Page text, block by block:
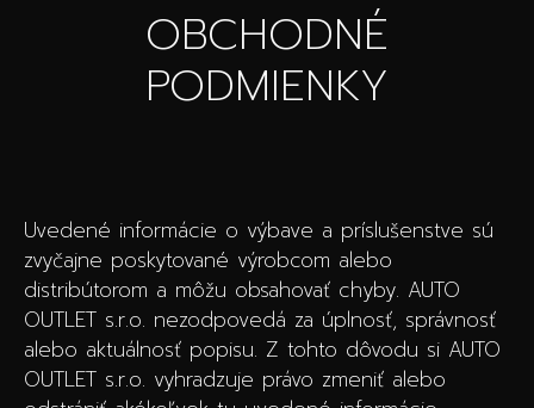
OBCHODNÉ
PODMIENKY
Uvedené informácie o výbave a príslušenstve sú
zvyčajne poskytované výrobcom alebo
distribútorom a môžu obsahovať chyby. AUTO
OUTLET s.r.o. nezodpovedá za úplnosť, správnosť
alebo aktuálnosť popisu. Z tohto dôvodu si AUTO
OUTLET s.r.o. vyhradzuje právo zmeniť alebo